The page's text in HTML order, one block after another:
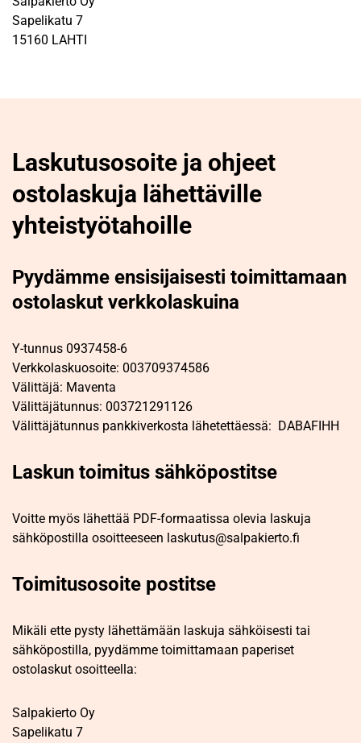
Sapelikatu 7
15160 LAHTI
Laskutusosoite ja ohjeet
ostolaskuja lähettäville
yhteistyötahoille
Pyydämme ensisijaisesti toimittamaan
ostolaskut verkkolaskuina
Y-tunnus 0937458-6
Verkkolaskuosoite: 003709374586
Välittäjä: Maventa
Välittäjätunnus: 003721291126
Välittäjätunnus pankkiverkosta lähetettäessä: DABAFIHH
Laskun toimitus sähköpostitse
Voitte myös lähettää PDF-formaatissa olevia laskuja
sähköpostilla osoitteeseen laskutus@salpakierto.fi
Toimitusosoite postitse
Mikäli ette pysty lähettämään laskuja sähköisesti tai
sähköpostilla, pyydämme toimittamaan paperiset
ostolaskut osoitteella:
Salpakierto Oy
Sapelikatu 7